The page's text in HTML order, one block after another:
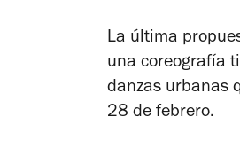
La última
una coreografía
danzas urbanas
28 de febrero.